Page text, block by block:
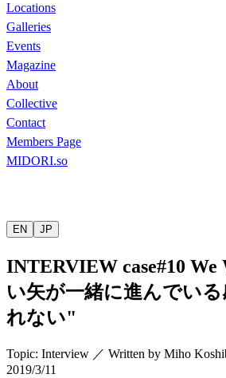
Locations
Galleries
Events
Magazine
About
Collective
Contact
Members Page
MIDORI.so
EN JP
INTERVIEW case#10
い矢が一緒に進んでい
れない"
Topic: Interview ／ Written by Miho
2019/3/11